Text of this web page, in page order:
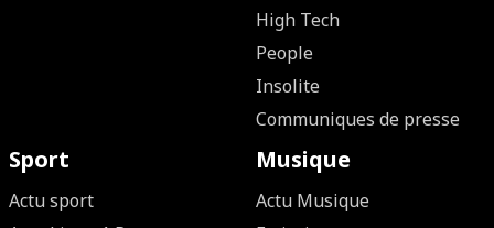
High Tech
People
Insolite
Communiques de presse
Sport
Actu sport
Musique
Actu Musique